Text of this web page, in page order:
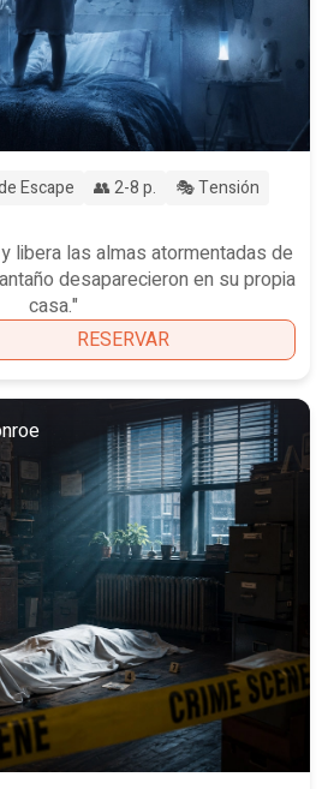
Escape 👥 2-8 p.
🎭 Tensión
libera las almas atormentadas de
desaparecieron en su propia
casa."
RESERVAR